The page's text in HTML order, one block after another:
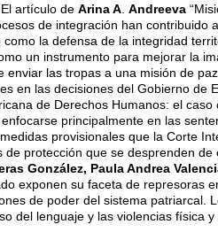
El artículo de Arina A Andreeva
de integración han
la defensa de la integridad
un instrumento para mejorar la
las tropas a una misión de
en las decisiones del Gobierno
de Derechos Humanos: el caso
principalmente en las
provisionales que la Corte
protección que se desprenden
González, Paula Andrea
exponen su faceta de
de poder del sistema
del lenguaje y las violencias